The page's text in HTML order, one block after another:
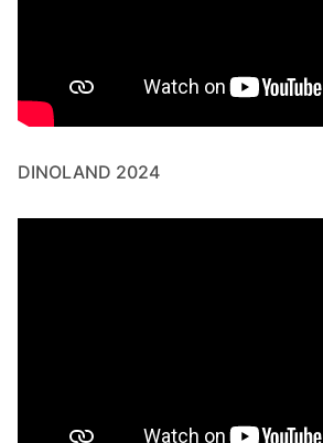
DINOLAND 2024